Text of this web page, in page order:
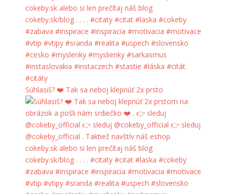
Súhlasiš? ❤️ Tak sa neboj klepnúť 2x prsto